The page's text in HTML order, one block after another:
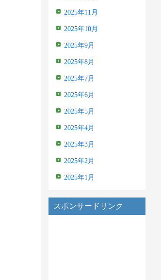
2025年11月
2025年10月
2025年9月
2025年8月
2025年7月
2025年6月
2025年5月
2025年4月
2025年3月
2025年2月
2025年1月
スポンサードリンク